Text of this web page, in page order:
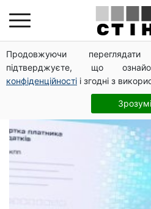
Продовжуючи
підтверджуєте, що
конфіденційності і згодні з
налоги